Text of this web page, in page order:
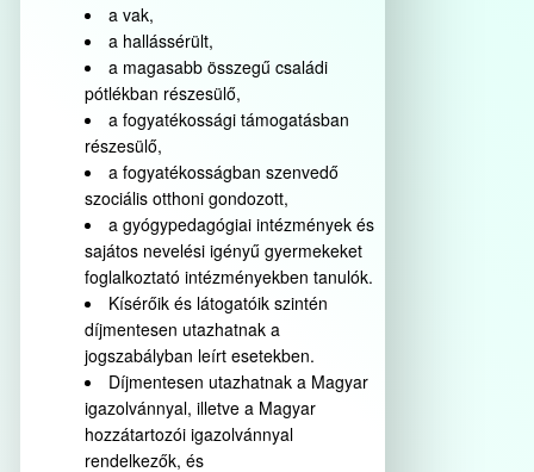
a vak,
a hallássérült,
a magasabb összegű családi
pótlékban részesülő,
a fogyatékossági támogatásban
részesülő,
a fogyatékosságban szenvedő
szociális otthoni gondozott,
a gyógypedagógiai intézmények és
sajátos nevelési igényű gyermekeket
foglalkoztató intézményekben tanulók.
Kísérőik és látogatóik szintén
díjmentesen utazhatnak a
jogszabályban leírt esetekben.
Díjmentesen utazhatnak a Magyar
igazolvánnyal, illetve a Magyar
hozzátartozói igazolvánnyal
rendelkezők, és